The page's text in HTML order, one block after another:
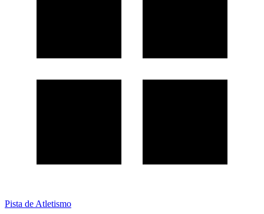
Pista de Atletismo